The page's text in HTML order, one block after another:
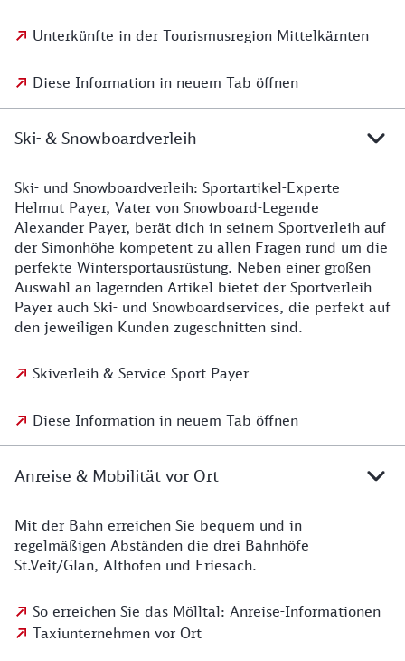
Unterkünfte in der Tourismusregion Mittelkärnten
Diese Information in neuem Tab öffnen
Ski- & Snowboardverleih
Ski- und Snowboardverleih: Sportartikel-Experte
Helmut Payer, Vater von Snowboard-Legende
Alexander Payer, berät dich in seinem Sportverleih auf
der Simonhöhe kompetent zu allen Fragen rund um die
perfekte Wintersportausrüstung. Neben einer großen
Auswahl an lagernden Artikel bietet der Sportverleih
Payer auch Ski- und Snowboardservices, die perfekt auf
den jeweiligen Kunden zugeschnitten sind.
Skiverleih & Service Sport Payer
Diese Information in neuem Tab öffnen
Anreise & Mobilität vor Ort
Mit der Bahn erreichen Sie bequem und in
regelmäßigen Abständen die drei Bahnhöfe
St.Veit/Glan, Althofen und Friesach.
So erreichen Sie das Mölltal: Anreise-Informationen
Taxiunternehmen vor Ort